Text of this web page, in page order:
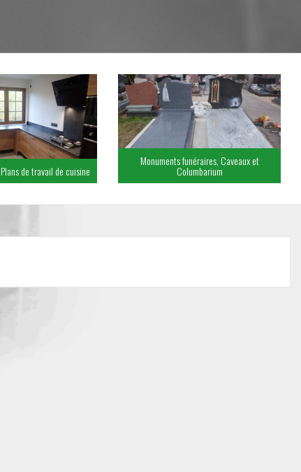
Plans de travail de cuisine
Monuments funéraires, Caveaux et
Columbarium